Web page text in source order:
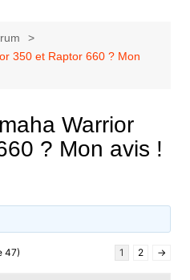
350 et Raptor 660 ? Mon
Warrior
? Mon avis !
47) 1 2 →